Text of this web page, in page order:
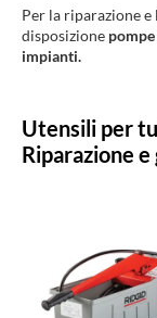
Per la riparazione
disposizione
impianti.
in
Utensili per
Riparazione